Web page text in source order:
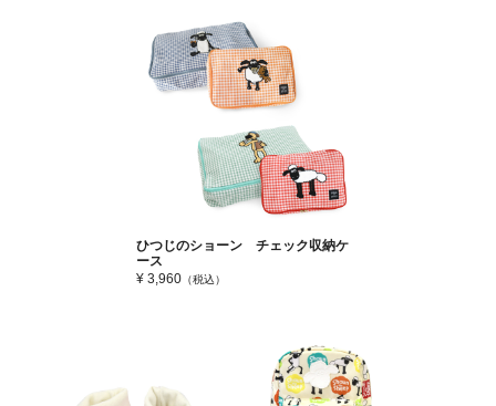
ひつじのショーン チェック収納ケ
ース
¥ 3,960 （税込）